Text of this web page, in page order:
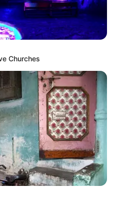
m’était conté ?
Churches